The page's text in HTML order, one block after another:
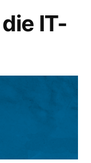
IT-